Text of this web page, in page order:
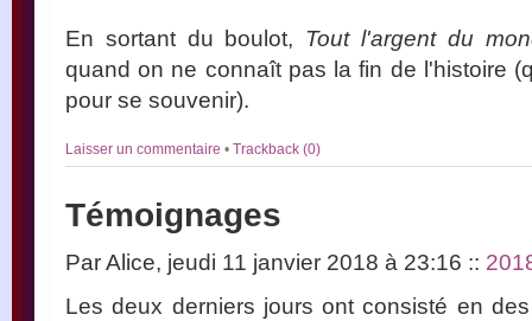
En sortant du boulot, Tout l'argent du
quand on ne connaît pas la fin de l'histoire
pour se souvenir).
Laisser un commentaire • Trackback (0)
Témoignages
Par Alice, jeudi 11 janvier 2018 à 23:16 ::
Les deux derniers jours ont consisté en